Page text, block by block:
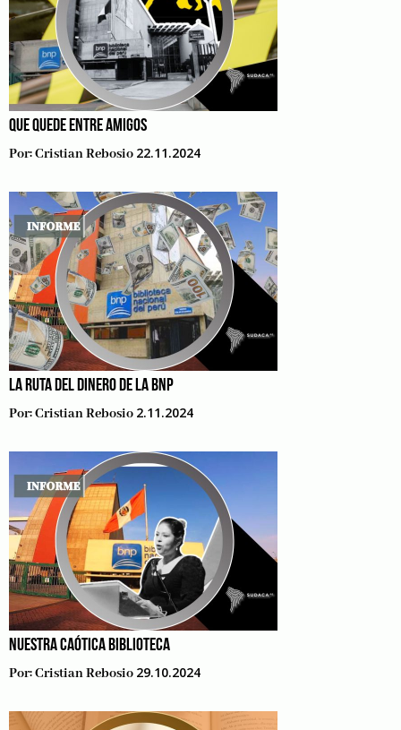
QUE QUEDE ENTRE AMIGOS
Por:Cristian Rebosio 22.11.2024
LA RUTA DEL DINERO DE LA BNP
Por:Cristian Rebosio 2.11.2024
NUESTRA CAÓTICA BIBLIOTECA
Por:Cristian Rebosio 29.10.2024